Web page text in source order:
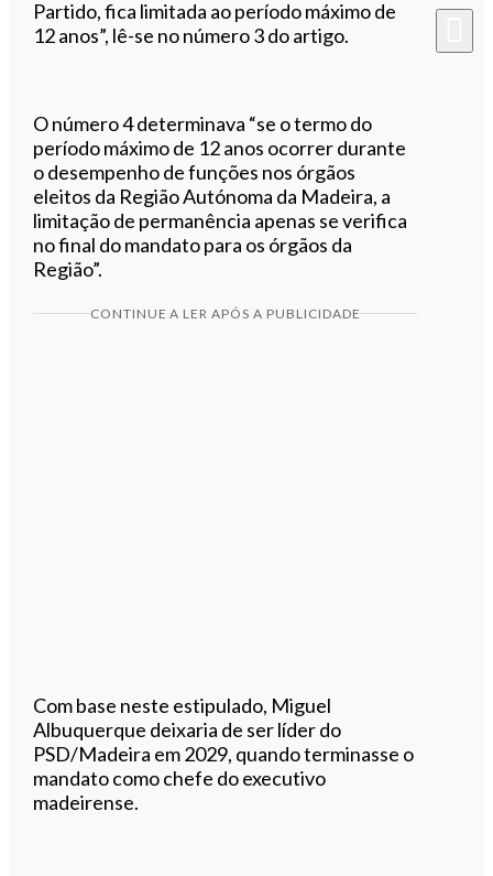
Partido, fica limitada ao período máximo de
12 anos”, lê-se no número 3 do artigo.
O número 4 determinava “se o termo do
período máximo de 12 anos ocorrer durante
o desempenho de funções nos órgãos
eleitos da Região Autónoma da Madeira, a
limitação de permanência apenas se verifica
no final do mandato para os órgãos da
Região”.
CONTINUE A LER APÓS A PUBLICIDADE
Com base neste estipulado, Miguel
Albuquerque deixaria de ser líder do
PSD/Madeira em 2029, quando terminasse o
mandato como chefe do executivo
madeirense.